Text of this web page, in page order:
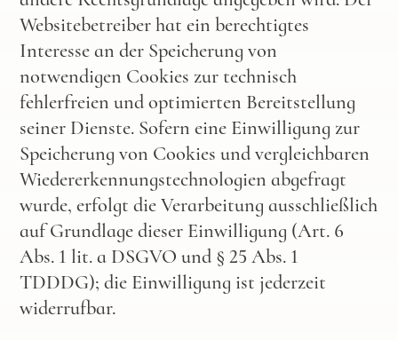
Websitebetreiber hat ein berechtigtes
Interesse an der Speicherung von
notwendigen Cookies zur technisch
fehlerfreien und optimierten Bereitstellung
seiner Dienste. Sofern eine Einwilligung zur
Speicherung von Cookies und vergleichbaren
Wiedererkennungstechnologien abgefragt
wurde, erfolgt die Verarbeitung ausschließlich
auf Grundlage dieser Einwilligung (Art. 6
Abs. 1 lit. a DSGVO und § 25 Abs. 1
TDDDG); die Einwilligung ist jederzeit
widerrufbar.